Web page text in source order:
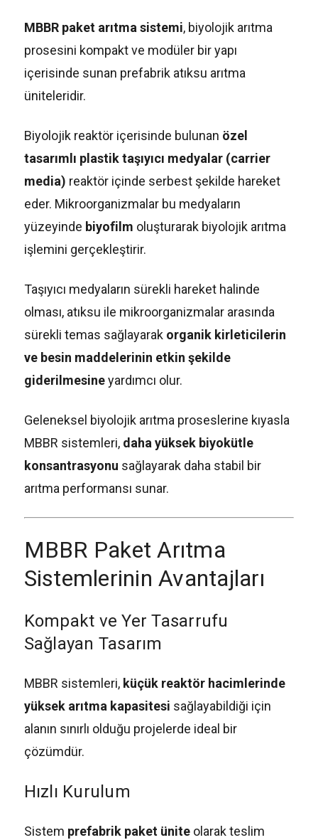
MBBR paket arıtma sistemi, biyolojik arıtma
prosesini kompakt ve modüler bir yapı
içerisinde sunan prefabrik atıksu arıtma
üniteleridir.
Biyolojik reaktör içerisinde bulunan özel
tasarımlı plastik taşıyıcı medyalar (carrier
media) reaktör içinde serbest şekilde hareket
eder. Mikroorganizmalar bu medyaların
yüzeyinde biyofilm oluşturarak biyolojik arıtma
işlemini gerçekleştirir.
Taşıyıcı medyaların sürekli hareket halinde
olması, atıksu ile mikroorganizmalar arasında
sürekli temas sağlayarak organik kirleticilerin
ve besin maddelerinin etkin şekilde
giderilmesineyardımcı olur.
Geleneksel biyolojik arıtma proseslerine kıyasla
MBBR sistemleri, daha yüksek biyokütle
konsantrasyonu sağlayarak daha stabil bir
arıtma performansı sunar.
MBBR Paket Arıtma
Sistemlerinin Avantajları
Kompakt ve Yer Tasarrufu
Sağlayan Tasarım
MBBR sistemleri, küçük reaktör hacimlerinde
yüksek arıtma kapasitesi sağlayabildiği için
alanın sınırlı olduğu projelerde ideal bir
çözümdür.
Hızlı Kurulum
Sistem prefabrik paket üniteolarak teslim